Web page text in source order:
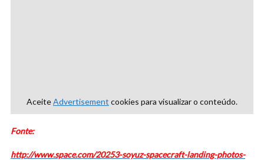
AceiteAdvertisement cookies para visualizar o conteúdo.
Fonte:
http://www.space.com/20253-soyuz-spacecraft-landing-photos-